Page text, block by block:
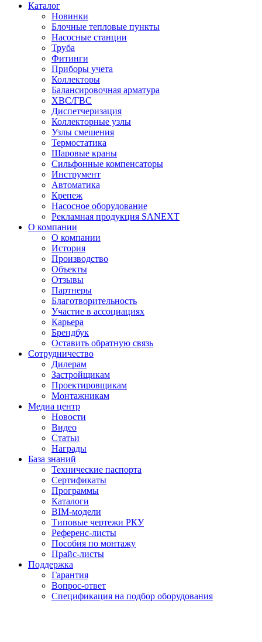
Каталог
Новинки
Блочные тепловые пункты
Насосные станции
Труба
Фитинги
Приборы учета
Коллекторы
Балансировочная арматура
ХВС/ГВС
Диспетчеризация
Коллекторные узлы
Узлы смешения
Термостатика
Шаровые краны
Сильфонные компенсаторы
Инструмент
Автоматика
Крепеж
Насосное оборудование
Рекламная продукция SANEXT
О компании
О компании
История
Производство
Объекты
Отзывы
Партнеры
Благотворительность
Участие в ассоциациях
Карьера
Брендбук
Оставить обратную связь
Сотрудничество
Дилерам
Застройщикам
Проектировщикам
Монтажникам
Медиа центр
Новости
Видео
Статьи
Награды
База знаний
Технические паспорта
Сертификаты
Программы
Каталоги
BIM-модели
Типовые чертежи РКУ
Референс-листы
Пособия по монтажу
Прайс-листы
Поддержка
Гарантия
Вопрос-ответ
Спецификация на подбор оборудования